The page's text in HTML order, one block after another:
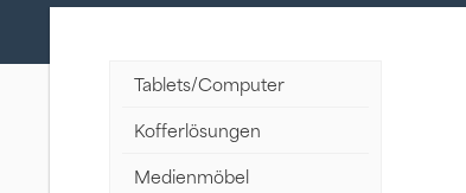
Tablets/Computer
Kofferlösungen
Medienmöbel